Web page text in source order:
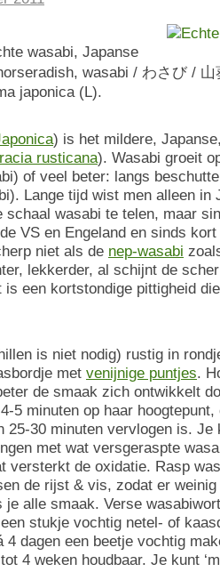
wasabi, Japanse
wasabi / わさび /
japonica (L).
) is het mildere,
rusticana). Wasabi groeit
of veel beter: langs
Lange tijd wist men alleen in
schaal wasabi te telen, maar
VS en Engeland en sinds
niet als de nep-wasabi
lekkerder, al schijnt de
een kortstondige pittigheid
is niet nodig) rustig in
met venijnige puntjes.
de smaak zich ontwikkelt
5 minuten op haar hoogtepunt,
25-30 minuten vervlogen is. Je
met wat versgeraspte
versterkt de oxidatie. Rasp
de rijst & vis, zodat er
alle smaak. Verse
stukje vochtig netel- of
4 dagen een beetje vochtig
4 weken houdbaar. Je kunt